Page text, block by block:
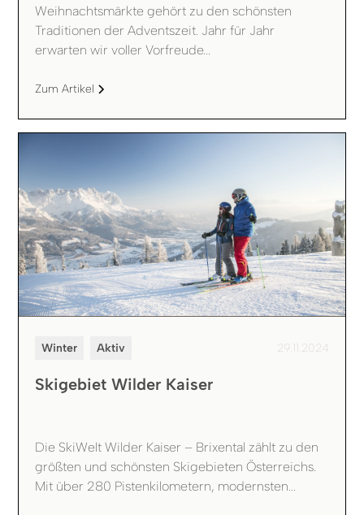
Weihnachtsmärkte gehört zu den schönsten
Traditionen der Adventszeit. Jahr für Jahr
erwarten wir voller Vorfreude...
Zum Artikel
Winter Aktiv 29.11.2024
Skigebiet Wilder Kaiser
‍Die SkiWelt Wilder Kaiser – Brixental zählt zu den
größten und schönsten Skigebieten Österreichs.
Mit über 280 Pistenkilometern, modernsten...